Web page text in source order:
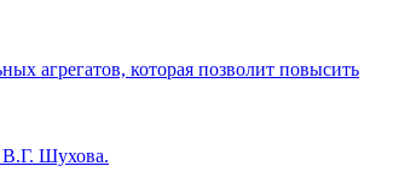
агрегатов, которая позволит повысить
В.Г. Шухова.